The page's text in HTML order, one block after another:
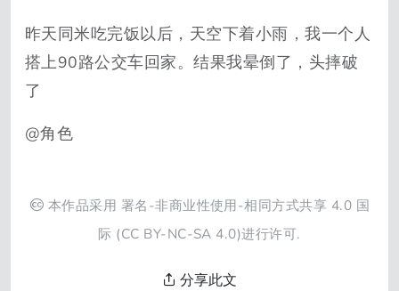
昨天同米吃完饭以后，天空下着小雨，我一个人
搭上90路公交车回家。结果我晕倒了，头摔破
了
@角色
本作品采用 署名-非商业性使用-相同方式共享 4.0 国
际 (CC BY-NC-SA 4.0)进行许可.
分享此文